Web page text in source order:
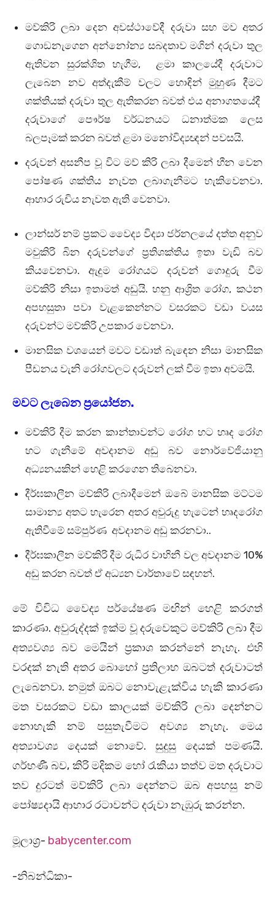
මව්කිරි ලබා දෙන අවස්ථාවේදී දරුවා සහ මව අතර
ගොඞනැගෙන අන්නෝන්‍ය සබදතාව මගින් දරුවා තුල
ඇතිවන සුරක්ශිත හැගීම, ළමා කාලයේදී දරුවාට
ලැබෙන නව අත්දැකීම් වලට හොඳින් මුහුණ දීමට
ශක්තියක් දරුවා තුල ඇතිකරන බවත් එය අනාගතයේදී
දරුවාගේ පෞර්ෂ වර්ධනයට ධනාත්මක ලෙස
බලපෑමක් කරන බවත් ළමා මනෝවිද්‍යඥන් පවසයි.
දරුවන් අසනීප වූ විට මව් කිරි ලබා දීමෙන් හීන වෙන
පෝෂණ ශක්තිය නැවත ලබාගැනීමට හැකිවෙනවා.
ආහාර රුචිය නැවත ඇති වෙනවා.
ලාන්සර් නම් ප්‍රකට වෛද්‍ය විද්‍යා ජර්නලයේ දත්ත අනුව
මවුකිරි බින දරුවන්ගේ ප්‍රතිශක්තිය ඉතා වැඩි බව
කියවෙනවා. ඇදුම රෝගයට දරුවන් ගොදුරු වීම
මව්කිරි නිසා ඉතාමත් අඩුයි. හනු ආශ්‍රිත රෝග, කථන
අපහසුතා පවා වැළකෙන්නට වසරකට වඩා වයස
දරුවන්ට මව්කිරි උපකාර වෙනවා.
මානසික වශයෙන් මවට වඩාත් බැඳෙන නිසා මානසික
පීඩනය වැනි රෝගවලට දරුවන් ලක් වීම ඉතා අවමයි.
මවට ලැබෙන ප්‍රයෝජන.
මව්කිරි දීම කරන කාන්තාවන්ට රෝග හට හෘද රෝග
හට ගැනීමේ අවදානම අඩු බව නොර්වේජියානු
අධ්‍යනයකින් හෙළි කරගෙන තිබෙනවා.
දීර්ඝකාලීන මව්කිරි ලබාදීමෙන් ඔබේ මානසික මට්ටම
සාමාන්‍ය අතට හැරෙන අතර අවුරුදු හැටෙන් හෘදරෝග
ඇතිවීමේ සම්පුර්ණ අවදානම අඩු කරනවා..
දීර්ඝකාලීන මව්කිරි දීම රුධිර වාහිනී වල අවදානම 10%
අඩු කරන බවත් ඒ අධ්‍යන වාර්තාවේ සඳහන්.
මේ විවිධ වෛද්‍ය පර්යේෂණ මඟින් හෙළි කරගත්
කාරණා. අවුරුද්දක් ඉක්ම වූ දරුවෙකුට මව්කිරි ලබා දීම
අත්‍යවශ්‍ය බව මෙයින් ප්‍රකාශ කරන්නේ නැහැ. එහි
වරදක් නැති අතර බොහෝ ප්‍රතිලාභ ඔබටත් දරුවාටත්
ලැබෙනවා. නමුත් ඔබට නොවැළැක්විය හැකි කාරණා
මත වසරකට වඩා කාලයක් මව්කිරි ලබා දෙන්නට
නොහැකි නම් පසුතැවීමට අවශ්‍ය නැහැ. මෙය
අත්‍යාවශ්‍ය දෙයක් නොවේ. සුදුසු දෙයක් පමණයි.
ගර්භණී බව, කිරි මදිකම හෝ රැකියා තත්ව මත දරුවාට
තව දුරටත් මව්කිරි ලබා දෙන්නට ඔබ අපහසු නම්
පෝෂ්‍යදායි ආහාර රටාවන්ට දරුවා නැඹුරු කරන්න.
මූලාශ්‍ර- babycenter.com
-නිබන්ධිකා-